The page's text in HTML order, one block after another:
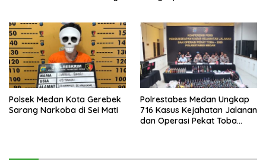
Polsek Medan Kota Gerebek
Sarang Narkoba di Sei Mati
Polrestabes Medan Ungkap
716 Kasus Kejahatan Jalanan
dan Operasi Pekat Toba